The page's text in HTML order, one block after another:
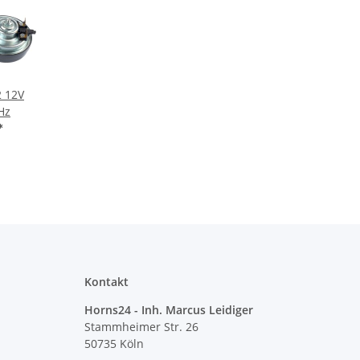
12V
Kontakt
Horns24 - Inh. Marcus Leidiger
Stammheimer Str. 26
50735 Köln